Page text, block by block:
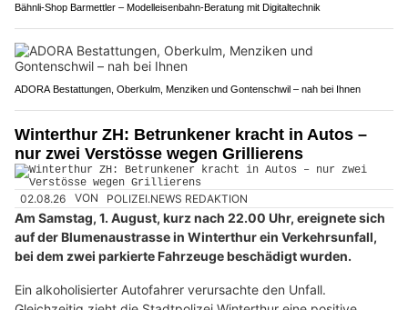
Bähnli-Shop Barmettler – Modelleisenbahn-Beratung mit Digitaltechnik
ADORA Bestattungen, Oberkulm, Menziken und Gontenschwil – nah bei Ihnen
Winterthur ZH: Betrunkener kracht in Autos –
nur zwei Verstösse wegen Grillierens
02.08.26 VON POLIZEI.NEWS REDAKTION
Am Samstag, 1. August, kurz nach 22.00 Uhr, ereignete sich
auf der Blumenaustrasse in Winterthur ein Verkehrsunfall,
bei dem zwei parkierte Fahrzeuge beschädigt wurden.
Ein alkoholisierter Autofahrer verursachte den Unfall.